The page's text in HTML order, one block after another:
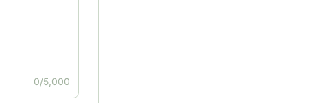
0/5,000